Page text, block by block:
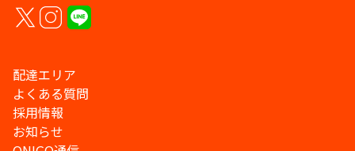
配達エリア
よくある質問
採用情報
お知らせ